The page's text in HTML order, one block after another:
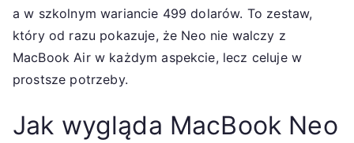
a w szkolnym wariancie 499 dolarów. To zestaw,
który od razu pokazuje, że Neo nie walczy z
MacBook Air w każdym aspekcie, lecz celuje w
prostsze potrzeby.
Jak wygląda MacBook Neo